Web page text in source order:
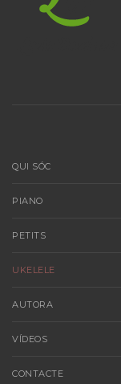
QUI SÓC
PIANO
PETITS
UKELELE
AUTORA
VÍDEOS
CONTACTE